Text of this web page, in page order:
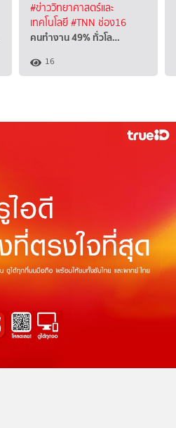
#ข่าววิทยาศาสตร์และ
เทคโนโลยี#TNN ช่อง16
คนทำงาน 49% ทั่วโล…
16